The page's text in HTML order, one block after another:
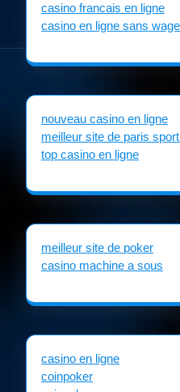
casino francais en ligne
casino en ligne sans
nouveau casino en ligne
meilleur site de paris
top casino en ligne
meilleur site de poker
casino machine a sous
casino en ligne
coinpoker